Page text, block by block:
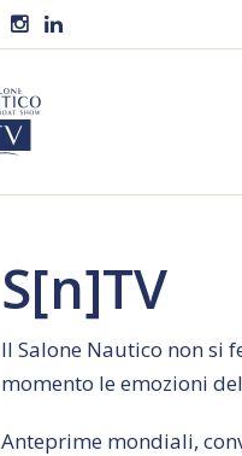
S[n]TV
Il Salone Nautico non si
momento le emozioni
Anteprime mondiali,